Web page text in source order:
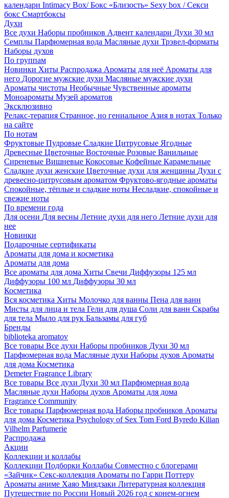
календари Intimacy Box/ Бокс «Близость» Sexy box / Секси
бокс Смартбоксы
Духи
Все духи Наборы пробников Адвент календари Духи 30 мл
Семплы Парфюмерная вода Масляные духи Трэвел-форматы
Наборы духов
По группам
Новинки Хиты Распродажа Ароматы для неё Ароматы для
него Дорогие мужские духи Масляные мужские духи
Ароматы чистоты Необычные Чувственные ароматы
Моноароматы Музей ароматов
Эксклюзивно
Релакс-терапия Странное, но гениальное Азия в нотах Только
на сайте
По нотам
Фруктовые Пудровые Сладкие Цитрусовые Ягодные
Древесные Цветочные Восточные Розовые Ванильные
Сиреневые Вишневые Кокосовые Кофейные Карамельные
Сладкие духи женские Цветочные духи для женщины Духи с
древесно-цитрусовым ароматом Фруктово-ягодные ароматы
Спокойные, тёплые и сладкие ноты Несладкие, спокойные и
свежие ноты
По времени года
Для осени Для весны Летние духи для него Летние духи для
нее
Новинки
Подарочные сертификаты
Ароматы для дома и косметика
Ароматы для дома
Все ароматы для дома Хиты Свечи Диффузоры 125 мл
Диффузоры 100 мл Диффузоры 30 мл
Косметика
Вся косметика Хиты Молочко для ванны Пена для ванн
Мисты для лица и тела Гели для душа Соли для ванн Скрабы
для тела Мыло для рук Бальзамы для губ
Бренды
biblioteka aromatov
Все товары Все духи Наборы пробников Духи 30 мл
Парфюмерная вода Масляные духи Наборы духов Ароматы
для дома Косметика
Demeter Fragrance Library
Все товары Все духи Духи 30 мл Парфюмерная вода
Масляные духи Наборы духов Ароматы для дома
Fragrance Community
Все товары Парфюмерная вода Наборы пробников Ароматы
для дома Косметика Psychology of Sex Tom Ford Byredo Kilian
Vilhelm Parfumerie
Распродажа
Акции
Коллекции и коллабы
Коллекции Подборки Коллабы Совместно с блогерами
«Зайчик» Секс-коллекция Ароматы по Гарри Поттеру
Ароматы аниме Хаяо Миядзаки Литературная коллекция
Путешествие по России Новый 2026 год с конем-огнем